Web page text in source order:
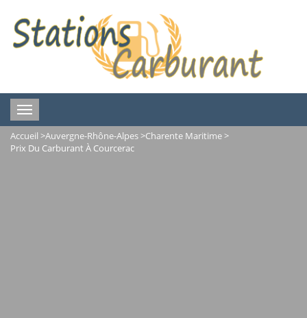
Toggle
navigation
Accueil >Auvergne-Rhône-Alpes>Charente Maritime>
Prix Du Carburant À Courcerac